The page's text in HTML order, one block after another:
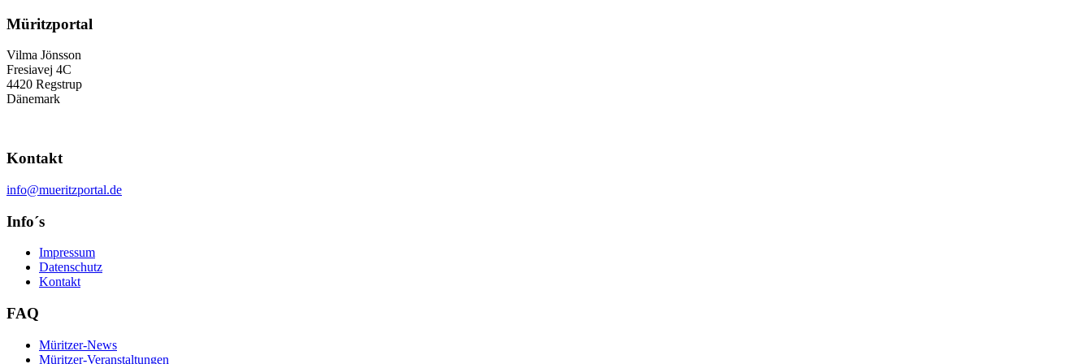
Müritzportal
Vilma Jönsson
Fresiavej 4C
4420 Regstrup
Dänemark
Kontakt
info@mueritzportal.de
Info´s
Impressum
Datenschutz
Kontakt
FAQ
Müritzer-News
Müritzer-Veranstaltungen